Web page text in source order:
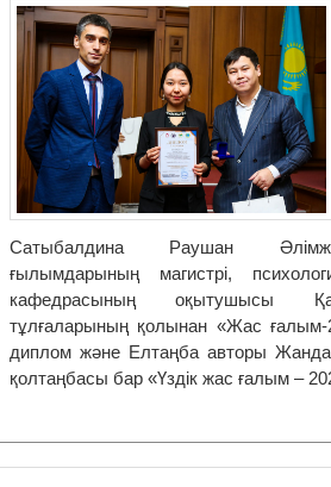
Сатыбалдина Раушан
ғылымдарының магистрі,
кафедрасының оқытушысы
тұлғаларының қолынан «Жас ғалым-
диплом және Елтаңба авторы
қолтаңбасы бар «Үздік жас ғалым –